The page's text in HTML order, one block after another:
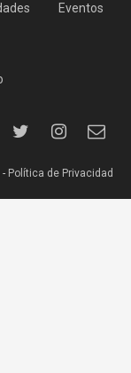
Eventos
Política de Privacidad